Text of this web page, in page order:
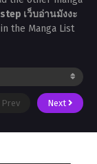
เว็บอ่านมังงะ
the Manga List
Prev Next